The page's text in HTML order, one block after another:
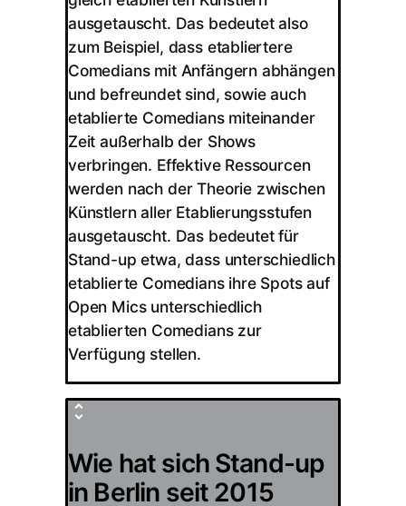
ausgetauscht. Das bedeutet also
zum Beispiel, dass etabliertere
Comedians mit Anfängern abhängen
und befreundet sind, sowie auch
etablierte Comedians miteinander
Zeit außerhalb der Shows
verbringen. Effektive Ressourcen
werden nach der Theorie zwischen
Künstlern aller Etablierungsstufen
ausgetauscht. Das bedeutet für
Stand-up etwa, dass unterschiedlich
etablierte Comedians ihre Spots auf
Open Mics unterschiedlich
etablierten Comedians zur
Verfügung stellen.
Wie hat sich Stand-up
in Berlin seit 2015